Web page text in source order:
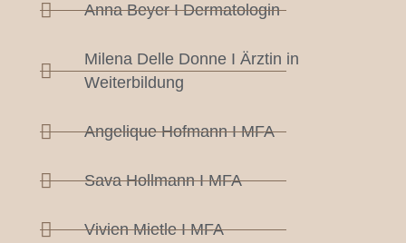
Anna Beyer I Dermatologin
Milena Delle Donne I Ärztin in
Weiterbildung
Angelique Hofmann I MFA
Sava Hollmann I MFA
Vivien Mietle I MFA